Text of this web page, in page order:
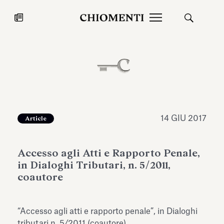
27 LUG 2026
mostra Marmora Romana
EcoVadis
Article 14 GIU 2017
Accesso agli Atti e Rapporto Penale,
in Dialoghi Tributari, n. 5/2011,
coautore
“Accesso agli atti e rapporto penale”, in Dialoghi